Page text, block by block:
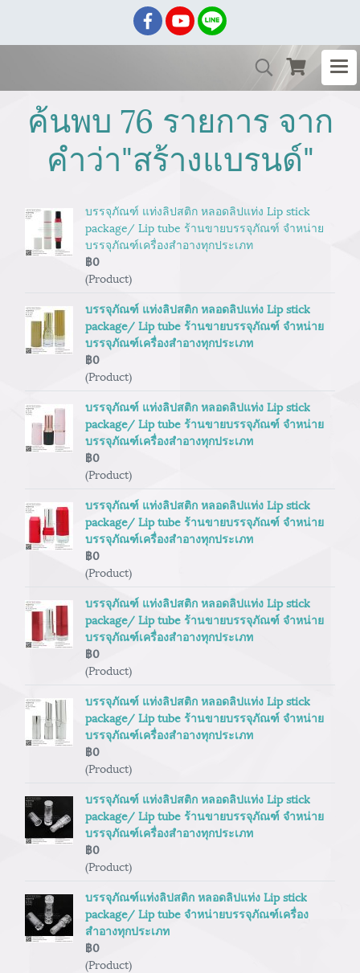
ค้นพบ 76 รายการ จาก
คำว่า"สร้างแบรนด์"
บรรจุภัณฑ์ แท่งลิปสติก หลอดลิปแท่ง Lip stick
package/ Lip tube ร้านขายบรรจุภัณฑ์ จำหน่าย
บรรจุภัณฑ์เครื่องสำอางทุกประเภท
฿0
(Product)
บรรจุภัณฑ์ แท่งลิปสติก หลอดลิปแท่ง Lip stick
package/ Lip tube ร้านขายบรรจุภัณฑ์ จำหน่าย
บรรจุภัณฑ์เครื่องสำอางทุกประเภท
฿0
(Product)
บรรจุภัณฑ์ แท่งลิปสติก หลอดลิปแท่ง Lip stick
package/ Lip tube ร้านขายบรรจุภัณฑ์ จำหน่าย
บรรจุภัณฑ์เครื่องสำอางทุกประเภท
฿0
(Product)
บรรจุภัณฑ์ แท่งลิปสติก หลอดลิปแท่ง Lip stick
package/ Lip tube ร้านขายบรรจุภัณฑ์ จำหน่าย
บรรจุภัณฑ์เครื่องสำอางทุกประเภท
฿0
(Product)
บรรจุภัณฑ์ แท่งลิปสติก หลอดลิปแท่ง Lip stick
package/ Lip tube ร้านขายบรรจุภัณฑ์ จำหน่าย
บรรจุภัณฑ์เครื่องสำอางทุกประเภท
฿0
(Product)
บรรจุภัณฑ์ แท่งลิปสติก หลอดลิปแท่ง Lip stick
package/ Lip tube ร้านขายบรรจุภัณฑ์ จำหน่าย
บรรจุภัณฑ์เครื่องสำอางทุกประเภท
฿0
(Product)
บรรจุภัณฑ์ แท่งลิปสติก หลอดลิปแท่ง Lip stick
package/ Lip tube ร้านขายบรรจุภัณฑ์ จำหน่าย
บรรจุภัณฑ์เครื่องสำอางทุกประเภท
฿0
(Product)
บรรจุภัณฑ์แท่งลิปสติก หลอดลิปแท่ง Lip stick
package/ Lip tube จำหน่ายบรรจุภัณฑ์เครื่อง
สำอางทุกประเภท
฿0
(Product)